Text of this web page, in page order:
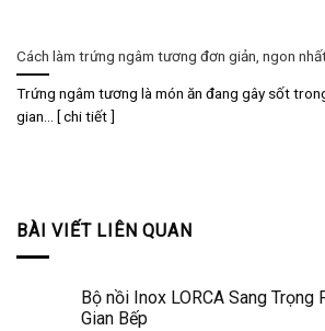
Cách làm trứng ngâm tương đơn giản, ngon
Trứng ngâm tương là món ăn đang gây sốt
gian... [ chi tiết ]
BÀI VIẾT LIÊN QUAN
Bộ nồi Inox LORCA Sang
Gian Bếp